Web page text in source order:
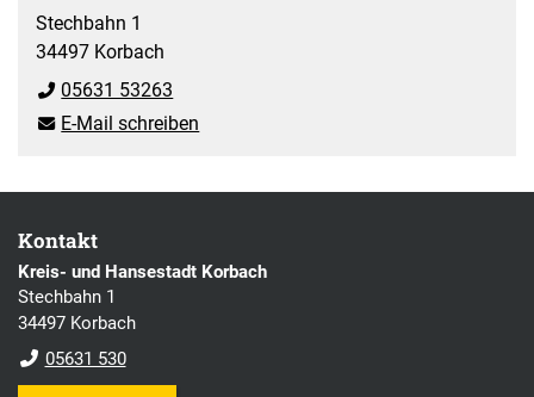
Stechbahn 1
34497 Korbach
05631 53263
E-Mail schreiben
Kontakt
Kreis- und Hansestadt Korbach
Stechbahn 1
34497 Korbach
05631 530